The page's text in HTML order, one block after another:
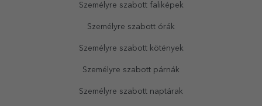
Személyre szabott faliképek
Személyre szabott órák
Személyre szabott kötények
Személyre szabott párnák
Személyre szabott naptárak